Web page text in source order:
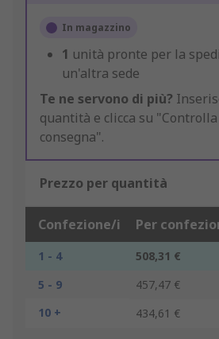
In magazzino
1 unità pronte per la
un'altra sede
Te ne servono di più?
quantità e clicca su
consegna".
Prezzo per quantità
Confezione/i Per
1 - 4 508,31 €
5 - 9
457,47 €
10 +
434,61 €